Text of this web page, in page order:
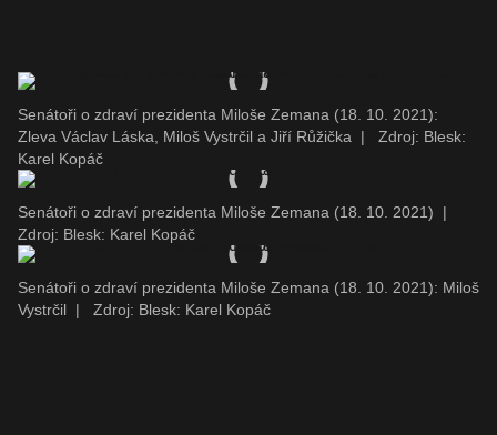
Senátoři o zdraví prezidenta Miloše Zemana (18. 10. 2021):
Zleva Václav Láska, Miloš Vystrčil a Jiří Růžička
|
Zdroj: Blesk:
Karel Kopáč
Senátoři o zdraví prezidenta Miloše Zemana (18. 10. 2021)
|
Zdroj: Blesk: Karel Kopáč
Senátoři o zdraví prezidenta Miloše Zemana (18. 10. 2021): Miloš
Vystrčil | Zdroj: Blesk: Karel Kopáč